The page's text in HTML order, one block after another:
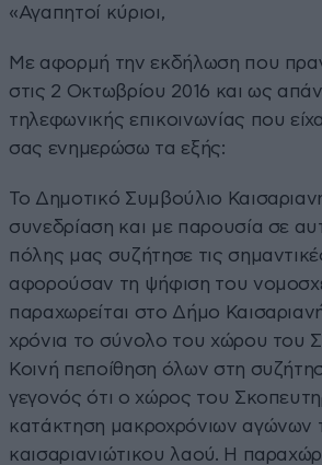
«Αγαπητοί κύριοι,
Με αφορμή την εκδήλωση που
στις 2 Οκτωβρίου 2016 και ως
τηλεφωνικής επικοινωνίας που
σας ενημερώσω τα εξής:
Το Δημοτικό Συμβούλιο
συνεδρίαση και με παρουσία σε
πόλης μας συζήτησε τις
αφορούσαν τη ψήφιση του
παραχωρείται στο Δήμο
χρόνια το σύνολο του χώρου του
Κοινή πεποίθηση όλων στη
γεγονός ότι ο χώρος του
κατάκτηση μακροχρόνιων αγώνων
καισαριανιώτικου λαού. Η